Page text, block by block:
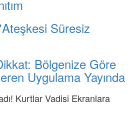
Süresiz
Bölgenize Göre
Uygulama Yayında
Kurtlar Vadisi Ekranlara